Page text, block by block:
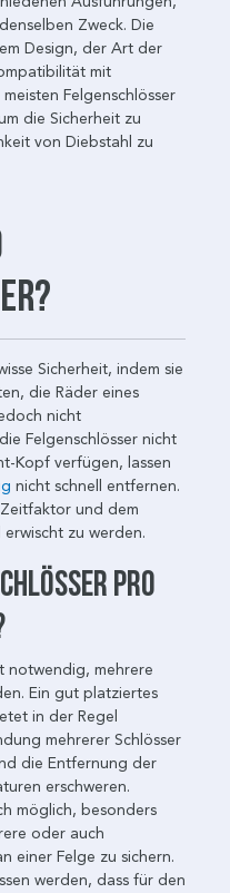
Zweck. Die
Design, der Art der
mit
Felgenschlösser
die Sicherheit zu
von Diebstahl zu
Sicherheit, indem sie
die Räder eines
nicht
Felgenschlösser nicht
Kopf verfügen, lassen
nicht schnell entfernen.
und dem
zu werden.
pro
notwendig, mehrere
Ein gut platziertes
in der Regel
mehrerer Schlösser
die Entfernung der
erschweren.
möglich, besonders
oder auch
einer Felge zu sichern.
werden, dass für den